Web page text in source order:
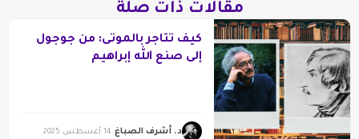
مقالات ذات صلة
كيف تتاجر بالموتى: من جوجول
إلى صنع الله إبراهيم
د. أشرف الصباغ 14 أغسطس 2025